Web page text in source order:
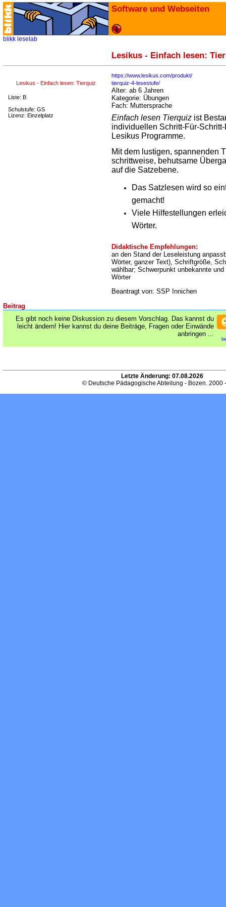
Software und Webseiten
blikk leselab
Lesikus - Einfach lesen:
Lesikus - Einfach lesen: Tierquiz
Liste: B
Schulstufe: GS
Lizenz: Einzelplatz
https://www.lesikus.com/produkt/
tierquiz-4-lesestufe/
Alter: ab 6 Jahren
Kategorie: Übungen
Fach: Muttersprache
Einfach lesen Tierquiz ist
individuellen Schritt-Für-
Lesikus Programme.
Mit dem lustigen, spannenden
schrittweise, behutsame
auf die Satzebene.
Das Satzlesen wird so
gemacht!
Viele Hilfestellungen
Wörter.
Didaktische Empfehlungen:
an den Stand der Leseleistung
Wörter, ganzer Text), Schriftgröße,
wählbar; Schwerpunkt unbekannte
Wörter
Beantragt von: SSP Innichen
Beitrag
Es gibt noch keine Diskussion zu diesem Vorschlag. Das kannst du
leicht ändern! Hier kannst du deine Beiträge, Fragen oder Einwände
anbringen ...
Letzte Änderung: 07.08.2026
© Deutsche Pädagogische Abteilung - Bozen. 2000